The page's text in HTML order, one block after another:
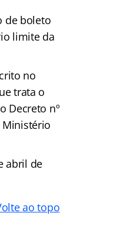
de boleto
limite da
no
trata o
Decreto nº
Ministério
abril de
ao topo